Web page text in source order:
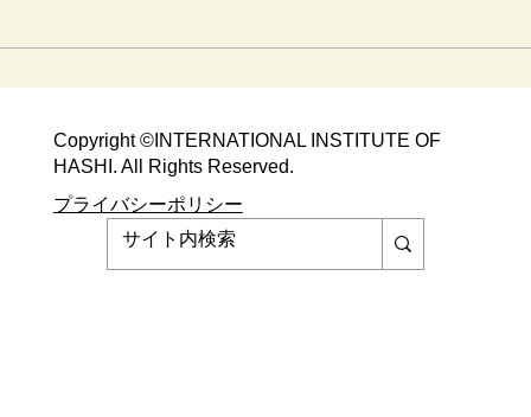
Copyright ©​INTERNATIONAL INSTITUTE OF
HASHI. All Rights Reserved.​
​​プライバシーポリシー